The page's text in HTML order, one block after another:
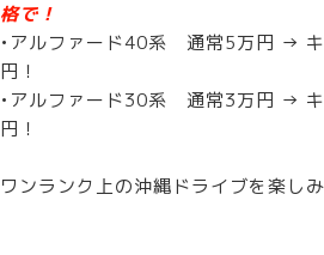
格で！
•アルファード40系 通常5万円 →
円！
•アルファード30系 通常3万円 →
円！
ワンランク上の沖縄ドライブを楽し